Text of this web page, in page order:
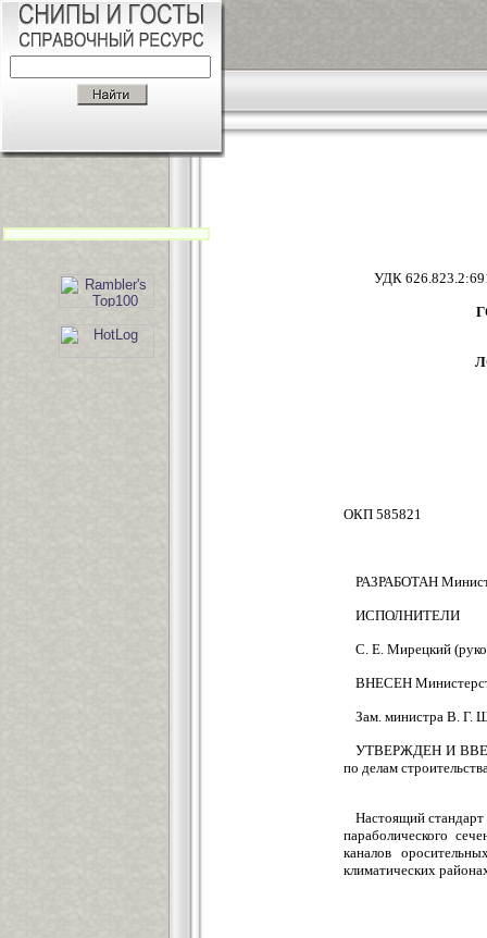
УДК
ОКП 585821
РАЗРАБОТАН
ИСПОЛНИТЕЛИ
С. Е. Мирецкий
ВНЕСЕН
Зам. министра В. Г.
УТВЕРЖДЕН И
по делам
Настоящий
параболического
каналов
климатических